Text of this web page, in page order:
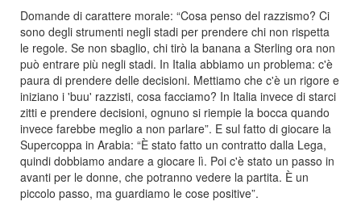
Domande di carattere morale: “Cosa penso del razzismo? Ci
sono degli strumenti negli stadi per prendere chi non rispetta
le regole. Se non sbaglio, chi tirò la banana a Sterling ora non
può entrare più negli stadi. In Italia abbiamo un problema: c'è
paura di prendere delle decisioni. Mettiamo che c'è un rigore e
iniziano i 'buu' razzisti, cosa facciamo? In Italia invece di starci
zitti e prendere decisioni, ognuno si riempie la bocca quando
invece farebbe meglio a non parlare”. E sul fatto di giocare la
Supercoppa in Arabia: “È stato fatto un contratto dalla Lega,
quindi dobbiamo andare a giocare lì. Poi c'è stato un passo in
avanti per le donne, che potranno vedere la partita. È un
piccolo passo, ma guardiamo le cose positive”.